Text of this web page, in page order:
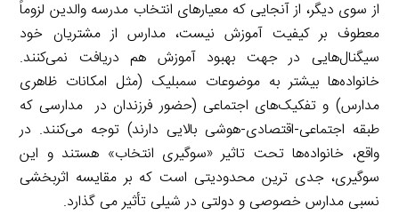
از سوی دیگر، از آنجایی که معیارهای انتخاب مدرسه والدین لزوماً
معطوف بر کیفیت آموزش نیست، مدارس از مشتریان خود
سیگنال‌هایی در جهت بهبود آموزش هم دریافت نمی‌کنند.
خانواده‌ها بیشتر به موضوعات سمبلیک (مثل امکانات ظاهری
مدارس) و تفکیک‌های اجتماعی (حضور فرزندان در مدارسی که
طبقه اجتماعی-اقتصادی-هوشی بالایی دارند) توجه می‌کنند. در
واقع، خانواده‌ها تحت تاثیر «سوگیری انتخاب» هستند و این
سوگیری، جدی ترین محدودیتی است که بر مقایسه اثربخشی
نسبی مدارس خصوصی و دولتی در شیلی تأثیر می گذارد.